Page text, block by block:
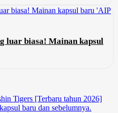
luar biasa! Mainan kapsul
Tigers [Terbaru tahun 2026]
baru dan sebelumnya.